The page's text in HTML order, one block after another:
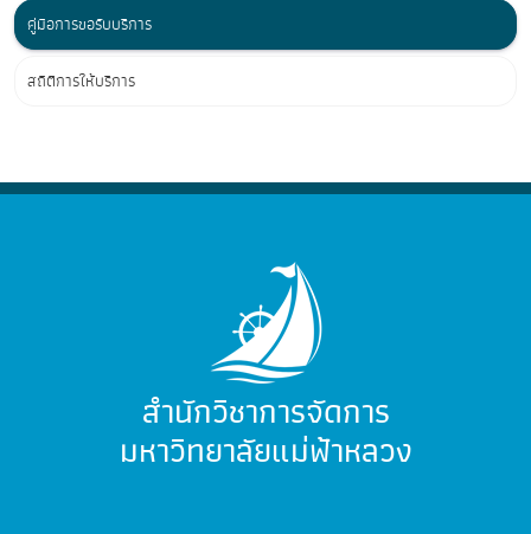
คู่มือการขอรับบริการ
สถิติการให้บริการ
สำนักวิชาการจัดการ
มหาวิทยาลัยแม่ฟ้าหลวง